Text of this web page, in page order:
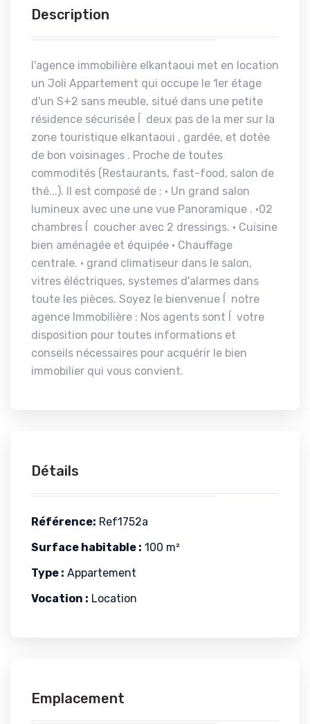
Description
l'agence immobilière elkantaoui met en location
un Joli Appartement qui occupe le 1er étage
d'un S+2 sans meuble, situé dans une petite
résidence sécurisée Í deux pas de la mer sur la
zone touristique elkantaoui , gardée, et dotée
de bon voisinages . Proche de toutes
commodités (Restaurants, fast-food, salon de
thé...). Il est composé de : • Un grand salon
lumineux avec une une vue Panoramique . •02
chambres Í coucher avec 2 dressings. • Cuisine
bien aménagée et équipée • Chauffage
centrale. • grand climatiseur dans le salon,
vitres éléctriques, systemes d'alarmes dans
toute les pièces. Soyez le bienvenue Í notre
agence Immobilière : Nos agents sont Í votre
disposition pour toutes informations et
conseils nécessaires pour acquérir le bien
immobilier qui vous convient.
Détails
Référence: Ref1752a
Surface habitable : 100 m²
Type : Appartement
Vocation : Location
Emplacement